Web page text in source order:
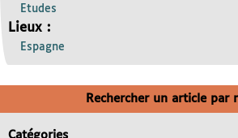
Etudes
Lieux :
Espagne
Rechercher un article par
Catégories